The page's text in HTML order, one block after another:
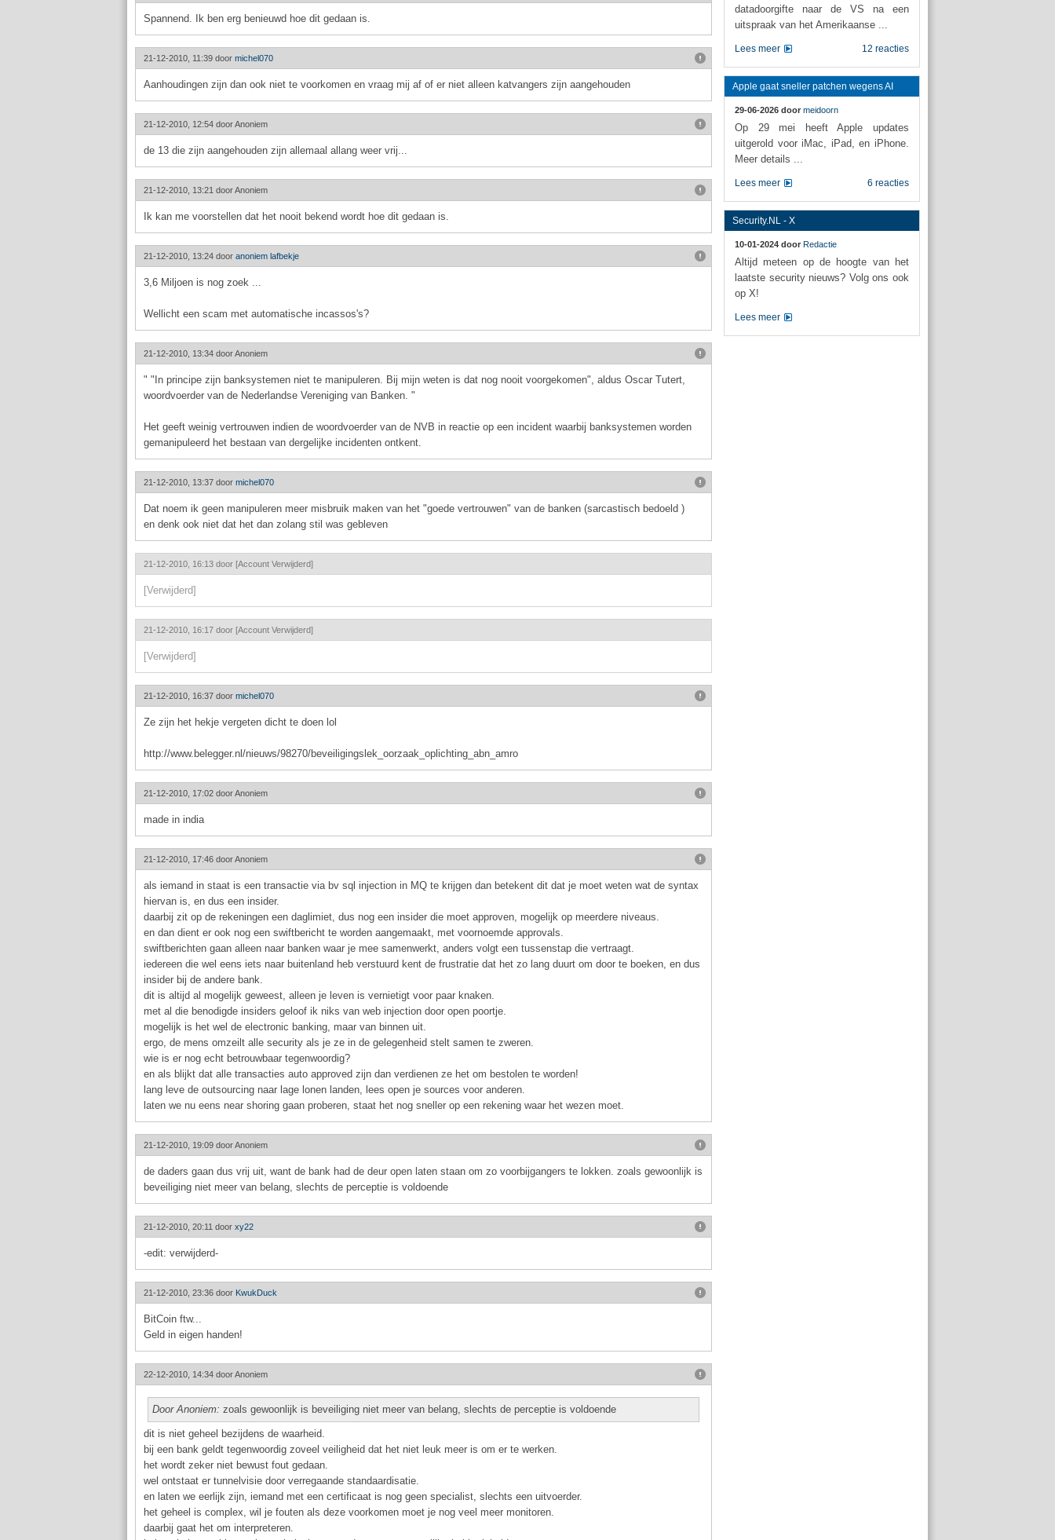
Spannend. Ik ben erg benieuwd hoe dit gedaan is.
21-12-2010, 11:39 door michel070
Aanhoudingen zijn dan ook niet te voorkomen en vraag mij af of er niet alleen katvangers zijn aangehouden
21-12-2010, 12:54 doorAnoniem
de 13 die zijn aangehouden zijn allemaal allang weer vrij...
21-12-2010, 13:21 doorAnoniem
Ik kan me voorstellen dat het nooit bekend wordt hoe dit gedaan is.
21-12-2010, 13:24 door anoniem lafbekje
3,6 Miljoen is nog zoek ...
Wellicht een scam met automatische incassos's?
21-12-2010, 13:34 doorAnoniem
" "In principe zijn banksystemen niet te manipuleren. Bij mijn weten is dat nog nooit voorgekomen", aldus Oscar Tutert,
woordvoerder van de Nederlandse Vereniging van Banken. "
Het geeft weinig vertrouwen indien de woordvoerder van de NVB in reactie op een incident waarbij banksystemen worden
gemanipuleerd het bestaan van dergelijke incidenten ontkent.
21-12-2010, 13:37 door michel070
Dat noem ik geen manipuleren meer misbruik maken van het "goede vertrouwen" van de banken (sarcastisch bedoeld )
en denk ook niet dat het dan zolang stil was gebleven
21-12-2010, 16:13 door [Account Verwijderd]
[Verwijderd]
21-12-2010, 16:17 door [Account Verwijderd]
[Verwijderd]
21-12-2010, 16:37 door michel070
Ze zijn het hekje vergeten dicht te doen lol
http://www.belegger.nl/nieuws/98270/beveiligingslek_oorzaak_oplichting_abn_amro
21-12-2010, 17:02 doorAnoniem
made in india
21-12-2010, 17:46 doorAnoniem
als iemand in staat is een transactie via bv sql injection in MQ te krijgen dan betekent dit dat je moet weten wat de syntax
hiervan is, en dus een insider.
daarbij zit op de rekeningen een daglimiet, dus nog een insider die moet approven, mogelijk op meerdere niveaus.
en dan dient er ook nog een swiftbericht te worden aangemaakt, met voornoemde approvals.
swiftberichten gaan alleen naar banken waar je mee samenwerkt, anders volgt een tussenstap die vertraagt.
iedereen die wel eens iets naar buitenland heb verstuurd kent de frustratie dat het zo lang duurt om door te boeken, en dus
insider bij de andere bank.
dit is altijd al mogelijk geweest, alleen je leven is vernietigt voor paar knaken.
met al die benodigde insiders geloof ik niks van web injection door open poortje.
mogelijk is het wel de electronic banking, maar van binnen uit.
ergo, de mens omzeilt alle security als je ze in de gelegenheid stelt samen te zweren.
wie is er nog echt betrouwbaar tegenwoordig?
en als blijkt dat alle transacties auto approved zijn dan verdienen ze het om bestolen te worden!
lang leve de outsourcing naar lage lonen landen, lees open je sources voor anderen.
laten we nu eens near shoring gaan proberen, staat het nog sneller op een rekening waar het wezen moet.
21-12-2010, 19:09 doorAnoniem
de daders gaan dus vrij uit, want de bank had de deur open laten staan om zo voorbijgangers te lokken. zoals gewoonlijk is
beveiliging niet meer van belang, slechts de perceptie is voldoende
21-12-2010, 20:11 door xy22
-edit: verwijderd-
21-12-2010, 23:36 door KwukDuck
BitCoin ftw...
Geld in eigen handen!
22-12-2010, 14:34 doorAnoniem
Door Anoniem: zoals gewoonlijk is beveiliging niet meer van belang, slechts de perceptie is voldoende
dit is niet geheel bezijdens de waarheid.
bij een bank geldt tegenwoordig zoveel veiligheid dat het niet leuk meer is om er te werken.
het wordt zeker niet bewust fout gedaan.
wel ontstaat er tunnelvisie door verregaande standaardisatie.
en laten we eerlijk zijn, iemand met een certificaat is nog geen specialist, slechts een uitvoerder.
het geheel is complex, wil je fouten als deze voorkomen moet je nog veel meer monitoren.
daarbij gaat het om interpreteren.
datadoorgifte naar de VS na een
uitspraak van het Amerikaanse ...
12 reacties
Lees meer
Apple gaat sneller patchen wegens AI
29-06-2026 door meidoorn
Op 29 mei heeft Apple updates
uitgerold voor iMac, iPad, en iPhone.
Meer details ...
6 reacties
Lees meer
Security.NL - X
10-01-2024 door Redactie
Altijd meteen op de hoogte van het
laatste security nieuws? Volg ons ook
op X!
Lees meer